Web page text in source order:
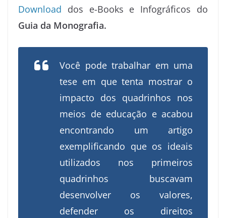
Download dos e-Books e Infográficos do
Guia da Monografia.
Você pode trabalhar em uma
tese em que tenta mostrar o
impacto dos quadrinhos nos
meios de educação e acabou
encontrando um artigo
exemplificando que os ideais
utilizados nos primeiros
quadrinhos buscavam
desenvolver os valores,
defender os direitos